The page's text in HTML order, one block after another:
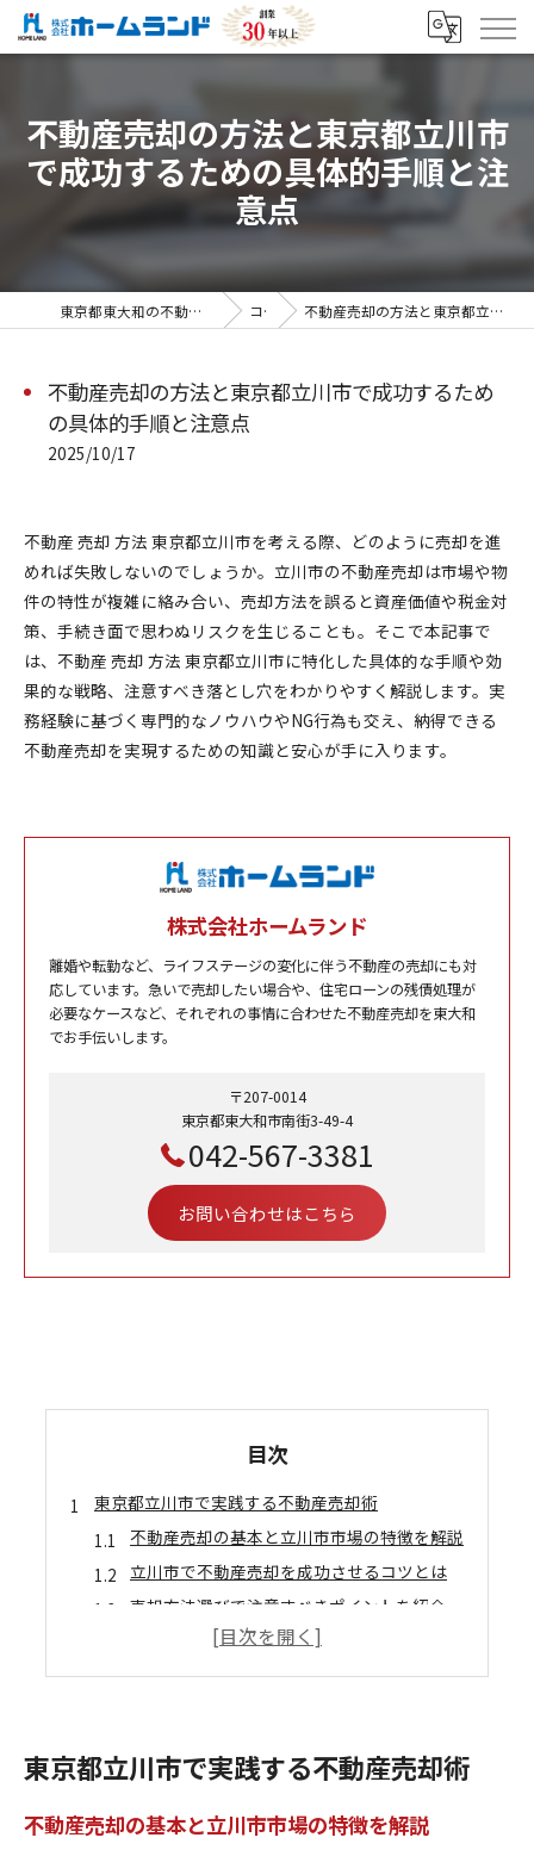
不動産売却の方法と東京都立川市
で成功するための具体的手順と注
意点
東京都東大和の不動産売却なら株式会社ホームランド コラム 不動産売却の方法と東京都立川市で成功するための具体的手順と注意点
不動産売却の方法と東京都立川市で成功するため
の具体的手順と注意点
2025/10/17
不動産 売却 方法 東京都立川市を考える際、どのように売却を進
めれば失敗しないのでしょうか。立川市の不動産売却は市場や物
件の特性が複雑に絡み合い、売却方法を誤ると資産価値や税金対
策、手続き面で思わぬリスクを生じることも。そこで本記事で
は、不動産 売却 方法 東京都立川市に特化した具体的な手順や効
果的な戦略、注意すべき落とし穴をわかりやすく解説します。実
務経験に基づく専門的なノウハウやNG行為も交え、納得できる
不動産売却を実現するための知識と安心が手に入ります。
株式会社ホームランド
離婚や転勤など、ライフステージの変化に伴う不動産の売却にも対
応しています。急いで売却したい場合や、住宅ローンの残債処理が
必要なケースなど、それぞれの事情に合わせた不動産売却を東大和
でお手伝いします。
〒207-0014
東京都東大和市南街3-49-4
042-567-3381
お問い合わせはこちら
目次
東京都立川市で実践する不動産売却術
不動産売却の基本と立川市市場の特徴を解説
立川市で不動産売却を成功させるコツとは
売却方法選びで注意すべきポイントを紹介
不動産売却に強い業者選びの基準を知ろう
立川市での不動産売却に必要な準備とは
立川市で最初にやるべき査定依頼の方法
売却活動開始前の市場調査と動向の把握
東京都立川市で実践する不動産売却術
不動産売却の基本と立川市市場の特徴を解説